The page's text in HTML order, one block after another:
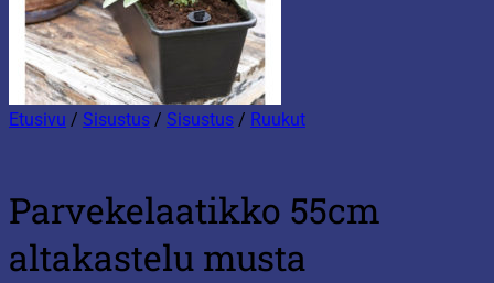
Etusivu / Sisustus / Sisustus / Ruukut
Parvekelaatikko 55cm
altakastelu musta